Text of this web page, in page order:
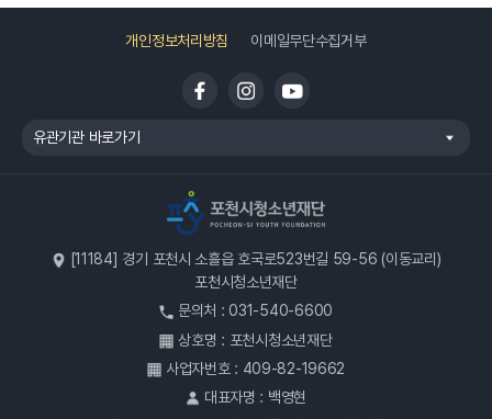
개인정보처리방침 이메일무단수집거부
유관기관 바로가기
[11184] 경기 포천시 소흘읍 호국로523번길 59-56 (이동교리)
포천시청소년재단
문의처 : 031-540-6600
상호명 : 포천시청소년재단
사업자번호 : 409-82-19662
대표자명 : 백영현